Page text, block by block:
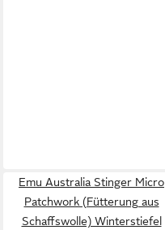
Emu Australia Stinger Micro
Patchwork (Fütterung aus
Schaffswolle) Winterstiefel